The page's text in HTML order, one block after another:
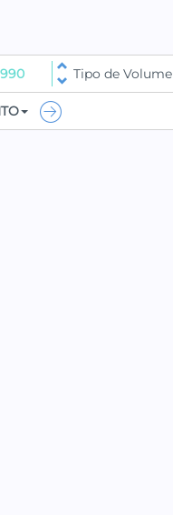
Tipo de Volume